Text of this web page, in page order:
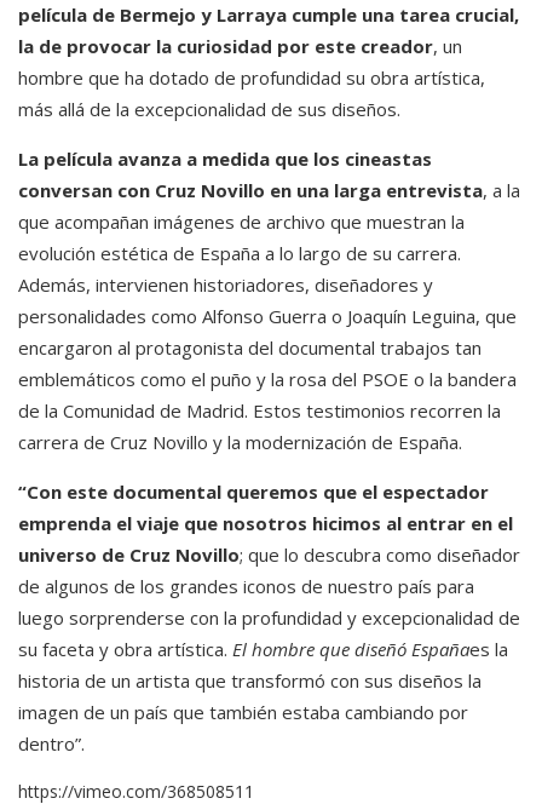
película de Bermejo y Larraya cumple una tarea crucial,
la de provocar la curiosidad por este creador, un
hombre que ha dotado de profundidad su obra artística,
más allá de la excepcionalidad de sus diseños.
La película avanza a medida que los cineastas
conversan con Cruz Novillo en una larga entrevista, a la
que acompañan imágenes de archivo que muestran la
evolución estética de España a lo largo de su carrera.
Además, intervienen historiadores, diseñadores y
personalidades como Alfonso Guerra o Joaquín Leguina, que
encargaron al protagonista del documental trabajos tan
emblemáticos como el puño y la rosa del PSOE o la bandera
de la Comunidad de Madrid. Estos testimonios recorren la
carrera de Cruz Novillo y la modernización de España.
“Con este documental queremos que el espectador
emprenda el viaje que nosotros hicimos al entrar en el
universo de Cruz Novillo; que lo descubra como diseñador
de algunos de los grandes iconos de nuestro país para
luego sorprenderse con la profundidad y excepcionalidad de
su faceta y obra artística. El hombre que diseñó Españaes la
historia de un artista que transformó con sus diseños la
imagen de un país que también estaba cambiando por
dentro”.
https://vimeo.com/368508511